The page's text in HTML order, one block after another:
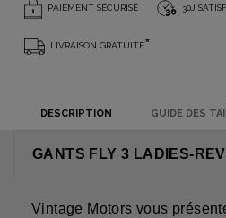
PAIEMENT SÉCURISÉ 30J
LIVRAISON GRATUITE*
DESCRIPTION GUIDE DES
GANTS FLY 3 LADIES-
Vintage Motors vous